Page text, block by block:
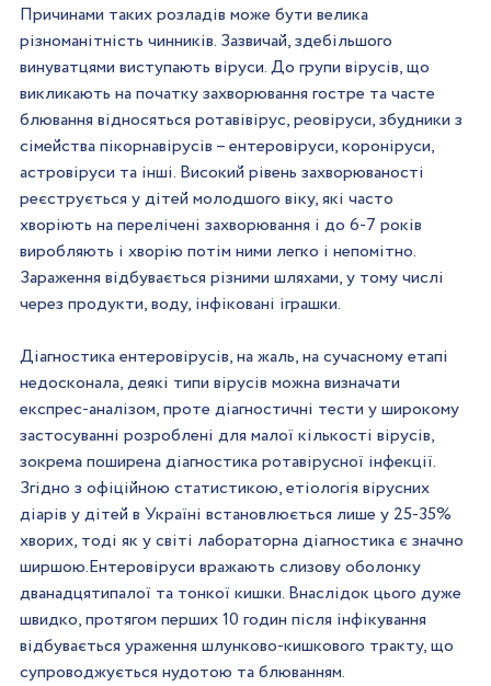
Причинами таких розладів може бути велика
різноманітність чинників. Зазвичай, здебільшого
винуватцями виступають віруси. До групи вірусів, що
викликають на початку захворювання гостре та часте
блювання відносяться ротавівірус, реовіруси, збудники з
сімейства пікорнавірусів – ентеровіруси, короніруси,
астровіруси та інші. Високий рівень захворюваності
реєструється у дітей молодшого віку, які часто
хворіють на перелічені захворювання і до 6-7 років
виробляють і хворію потім ними легко і непомітно.
Зараження відбувається різними шляхами, у тому числі
через продукти, воду, інфіковані іграшки.
Діагностика ентеровірусів, на жаль, на сучасному етапі
недосконала, деякі типи вірусів можна визначати
експрес-аналізом, проте діагностичні тести у широкому
застосуванні розроблені для малої кількості вірусів,
зокрема поширена діагностика ротавірусної інфекції.
Згідно з офіційною статистикою, етіологія вірусних
діарів у дітей в Україні встановлюється лише у 25-35%
хворих, тоді як у світі лабораторна діагностика є значно
ширшою.Ентеровіруси вражають слизову оболонку
дванадцятипалої та тонкої кишки. Внаслідок цього дуже
швидко, протягом перших 10 годин після інфікування
відбувається ураження шлунково-кишкового тракту, що
супроводжується нудотою та блюванням.